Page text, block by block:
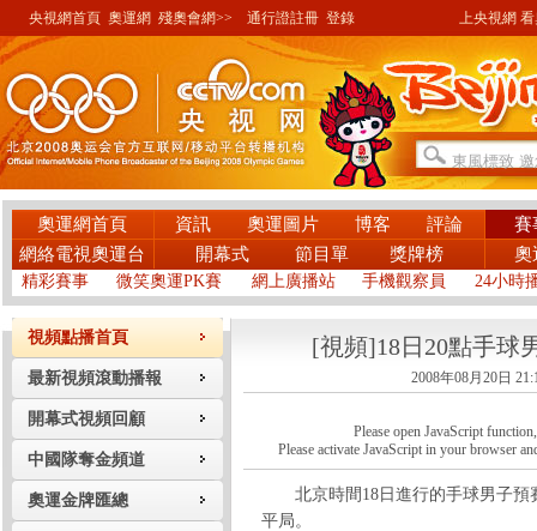
央視網首頁 奧運網 殘奧會網>> 通行證註冊 登錄 上央視網 看奧
奧運網首頁 資訊 奧運圖片 博客 評論
賽
網絡電視奧運台
開幕式 節目單 獎牌榜 奧
精彩賽事 微笑奧運PK賽 網上廣播站 手機觀察員 24小時
視頻點播首頁
最新視頻滾動播報
開幕式視頻回顧
中國隊奪金頻道
奧運金牌匯總
[視頻]18日20點手球
2008年08月20日
Please open JavaScript
Please activate JavaScript in your browser
北京時間18日進行的手球男子預
平局。